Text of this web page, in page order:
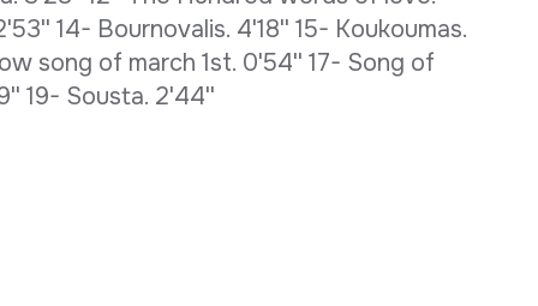
14- Bournovalis. 4'18'' 15- Koukoumas.
song of march 1st. 0'54'' 17- Song of
19- Sousta. 2'44''